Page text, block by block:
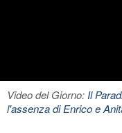
Video del Giorno:Il
l'assenza di Enrico e